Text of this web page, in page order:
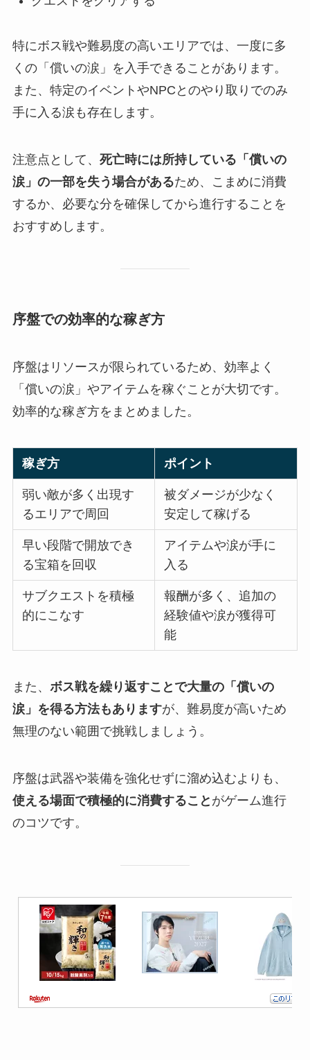
特にボス戦や難易度の高いエリアでは、一度に多
くの「償いの涙」を入手できることがあります。
また、特定のイベントやNPCとのやり取りでのみ
手に入る涙も存在します。
注意点として、 死亡時には所持している「償いの
涙」の一部を失う場合があるため、こまめに消費
するか、必要な分を確保してから進行することを
おすすめします。
序盤での効率的な稼ぎ方
序盤はリソースが限られているため、効率よく
「償いの涙」やアイテムを稼ぐことが大切です。
効率的な稼ぎ方をまとめました。
稼ぎ方 ポイント
弱い敵が多く出現す
るエリアで周回
被ダメージが少なく
安定して稼げる
早い段階で開放でき
る宝箱を回収
アイテムや涙が手に
入る
サブクエストを積極
的にこなす
報酬が多く、追加の
経験値や涙が獲得可
能
また、 ボス戦を繰り返すことで大量の「償いの
涙」を得る方法もありますが、難易度が高いため
無理のない範囲で挑戦しましょう。
序盤は武器や装備を強化せずに溜め込むよりも、
使える場面で積極的に消費すること がゲーム進行
のコツです。